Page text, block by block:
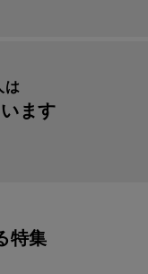
は
ます
特集